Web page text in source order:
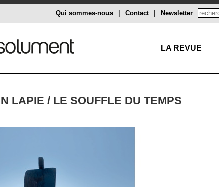
Newsletter
Contact
Qui sommes-nous
LA REVUE
LAPIE / LE SOUFFLE DU TEMPS